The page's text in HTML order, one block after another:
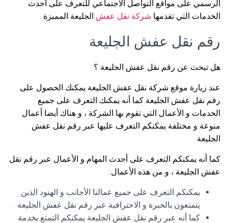
الرسمي على مواقع التواصل الاجتماعي للتعرف على أحدث
الخدمات التي تقدمها شركة نقل عفش الجليعة المميزة .
رقم نقل عفش الجليعة
هل تبحث عن رقم نقل عفش الجليعة ؟
عند زيارة موقع شركة نقل عفش الجليعة يمكنك الحصول على
رقم نقل عفش الجليعة كما أنه يمكنك التعرف على جميع
الخدمات و الأعمال التي تقوم بها الشركة ، و هناك أيضا أعمال
منوعة و مختلفة يمكنكم التعرف عليها عبر رقم نقل عفش
الجليعة .
كما أنه يمكنكم التعرف على أحدث المهام و الأعمال عبر رقم نقل
عفش الجليعة ، و من هذه الأعمال :
يمكنكم التعرف على جميع عمالنا الأجانب و الهنود الذين
يتمتعون بالخبرة و الاحترافية عبر رقم نقل عفش الجليعة .
كما أنه عبر رقم نقل عفش الجليعة يمكنكم التمتع بخدمة